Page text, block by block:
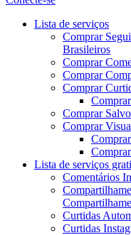
Menu
Lista de serviços
Comprar
Brasileiros
Comprar
Comprar
Comprar
Comprar
Comprar
Lista de serviços
Comentários
Curtidas
Curtidas